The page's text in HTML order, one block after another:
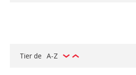
Tier de A-Z